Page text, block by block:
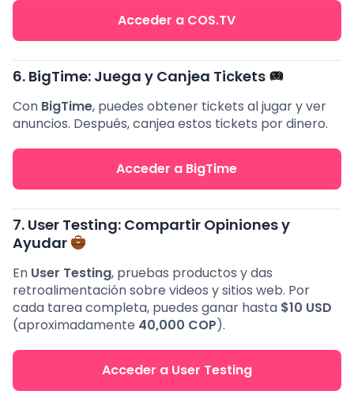
Acceder a COS.TV
6. BigTime: Juega y Canjea Tickets
Con BigTime, puedes obtener tickets al jugar y ver
anuncios. Después, canjea estos tickets por dinero.
Acceder a BigTime
7. User Testing: Compartir Opiniones y
Ayudar
En User Testing, pruebas productos y das
retroalimentación sobre videos y sitios web. Por
cada tarea completa, puedes ganar hasta $10 USD
(aproximadamente 40,000 COP).
Acceder a User Testing